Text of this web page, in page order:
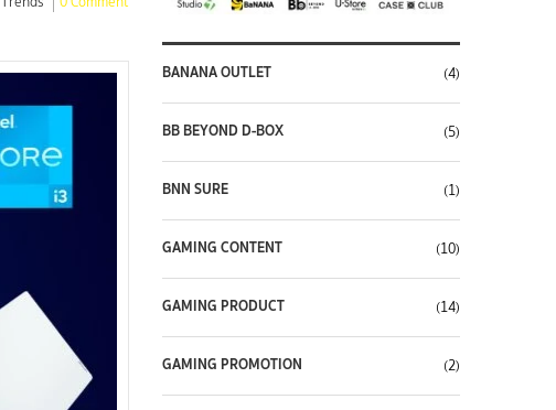
BANANA OUTLET (4)
BB BEYOND D-BOX (5)
BNN SURE (1)
GAMING CONTENT (10)
GAMING PRODUCT (14)
GAMING PROMOTION (2)